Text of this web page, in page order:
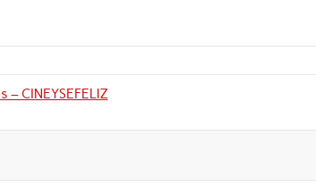
– CINEYSEFELIZ